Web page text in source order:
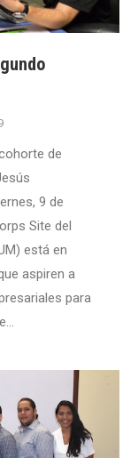
de
9 de
Site del
está en
aspiren a
para